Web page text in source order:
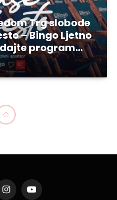
Trg slobode
– Bingo Ljetno
program…
25.
početka